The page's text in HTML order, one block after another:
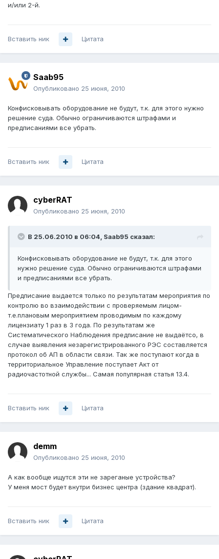
и/или 2-й.
Вставить ник Цитата
Saab95
Опубликовано 25 июня, 2010
Конфисковывать оборудование не будут, т.к. для этого нужно
решение суда. Обычно ограничиваются штрафами и
предписаниями все убрать.
Вставить ник Цитата
cyberRAT
Опубликовано 25 июня, 2010
В 25.06.2010 в 06:04, Saab95 сказал:
Конфисковывать оборудование не будут, т.к. для этого
нужно решение суда. Обычно ограничиваются штрафами
и предписаниями все убрать.
Предписание выдается только по результатам мероприятия по
контролю во взаимодействии с проверяемым лицом-
т.е.плановым мероприятием проводимым по каждому
лицензиату 1 раз в 3 года. По результатам же
Систематического Наблюдения предписание не выдаётсо, в
случае выявления незарегистрированного РЭС составляется
протокол об АП в области связи. Так же поступают когда в
территориальное Управление поступает Акт от
радиочастотной службы... Самая популярная статья 13.4.
Вставить ник Цитата
demm
Опубликовано 25 июня, 2010
А как вообще ищутся эти не зареганые устройства?
У меня мост будет внутри бизнес центра (здание квадрат).
Вставить ник Цитата